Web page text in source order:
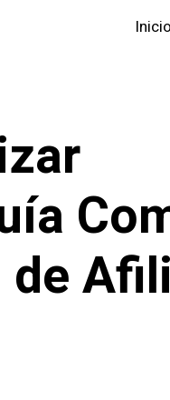
Inicio